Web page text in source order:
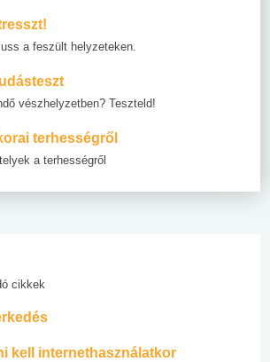
a feszült helyzeteken.
vészhelyzetben? Teszteld!
terhességről
a terhességről
cikkek
kell internethasználatkor